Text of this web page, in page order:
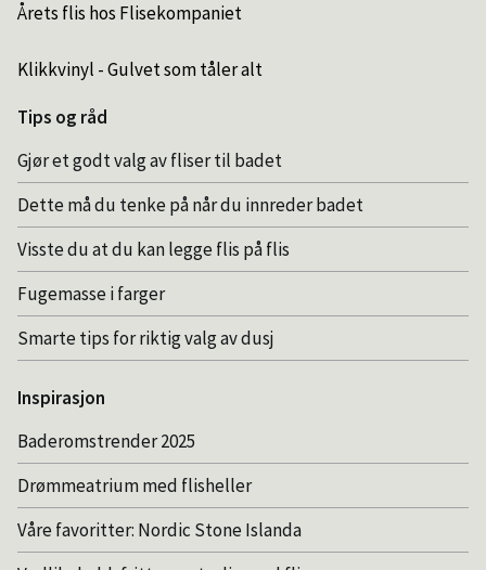
Årets flis hos Flisekompaniet
Klikkvinyl - Gulvet som tåler alt
Tips og råd
Gjør et godt valg av fliser til badet
Dette må du tenke på når du innreder badet
Visste du at du kan legge flis på flis
Fugemasse i farger
Smarte tips for riktig valg av dusj
Inspirasjon
Baderomstrender 2025
Drømmeatrium med flisheller
Våre favoritter: Nordic Stone Islanda